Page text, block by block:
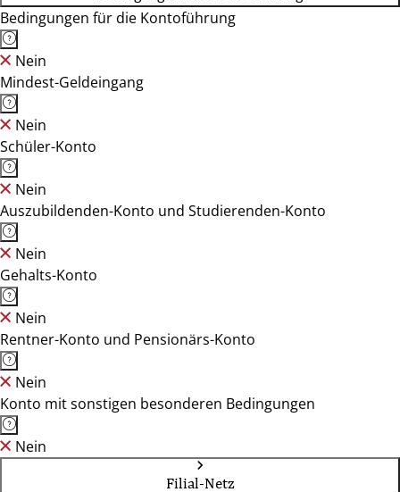
Bedingungen für die Kontoführung
Nein
Mindest-Geldeingang
Nein
Schüler-Konto
Nein
Auszubildenden-Konto und Studierenden-Konto
Nein
Gehalts-Konto
Nein
Rentner-Konto und Pensionärs-Konto
Nein
Konto mit sonstigen besonderen Bedingungen
Nein
Filial-Netz